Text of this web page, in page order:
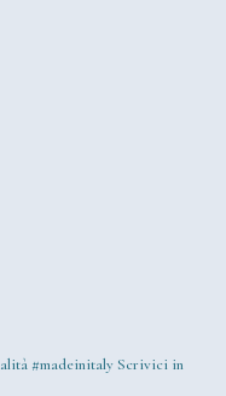
#madeinitaly Scrivici in